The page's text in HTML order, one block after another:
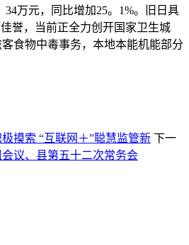
34万元，同比增加25。1%。旧日具
誉，当前正全力创开国家卫生城
食物中毒事务，本地本能机能部分
摸索 “互联网＋”聪慧监管新 下一
议、县第五十二次常务会